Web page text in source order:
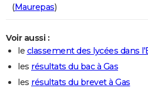
(Maurepas)
Voir aussi :
le classement des lycées dans
les résultats du bac à Gas
les résultats du brevet à Gas